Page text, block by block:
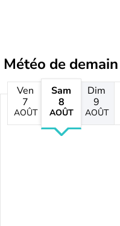
Météo de demain
Ven
7
AOÛT
Sam
8
AOÛT
Dim
9
AOÛT